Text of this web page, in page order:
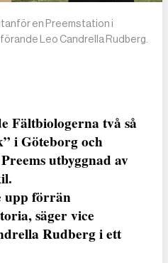
en Preemstation i
Leo Candrella Rudberg.
Fältbiologerna två så
i Göteborg och
utbyggnad av
upp förrän
säger vice
Rudberg i ett